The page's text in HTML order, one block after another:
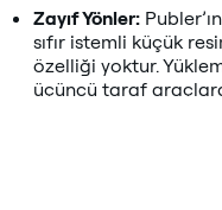
Zayıf Yönler:
sıfır istemli küçük
özelliği yoktur.
üçüncü taraf